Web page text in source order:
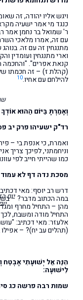
יום
ויגש אליו יהודה, זה
כנגד מי אמר ישעיה
ר' שמואל בר נחמן אמר
עם זה, אמרו מלאכי
מתנגחין זה עם זה.
וארי מתנגחין ועומדין
קנאת אפרים". "והחכמה
(קהלת ז) – זה חכמתו
להילחם עם אחיו.10
וְאָמַרְתָּ בַּיּוֹם הַהוּא
רד"ק ישעיהו פרק יב
ואמרת, כי אנפת בי –
וניחמתני, לפיכך צריך
כמו שהייתי חייב לפי
מסכת נדה דף לא
דרש רב יוסף: מאי
במה הכתוב מדבר? –
מהן – התחיל מחרף
התחיל מודה ומשבח, לכך
אלעזר: מאי דכתיב:
(תהלים עב יח)? – אפילו
הִנֵּה אֵל יְשׁוּעָתִי אֶבְטַח
לִישׁוּעָה:
שמות רבה פרשה כג